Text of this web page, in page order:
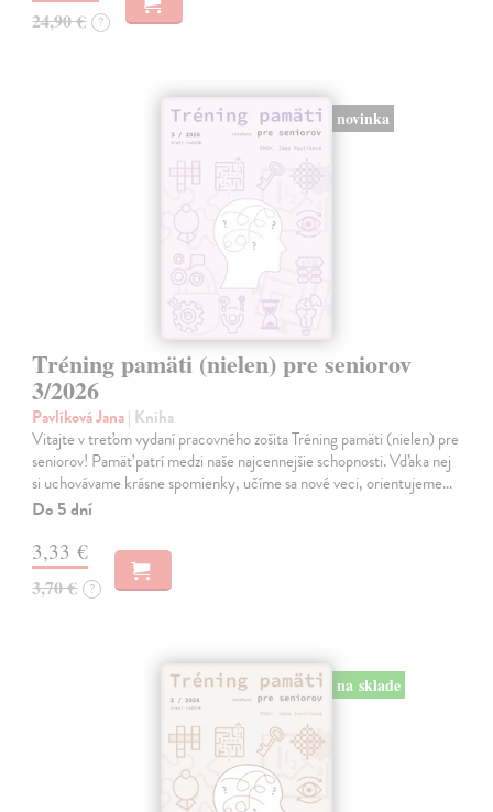
24,90 € ?
novinka
Tréning pamäti (nielen) pre seniorov
3/2026
Pavlíková Jana| Kniha
Vitajte v treťom vydaní pracovného zošita Tréning pamäti (nielen) pre
seniorov! Pamäť patrí medzi naše najcennejšie schopnosti. Vďaka nej
si uchovávame krásne spomienky, učíme sa nové veci, orientujeme…
Do 5 dní
3,33 €
3,70 € ?
na sklade